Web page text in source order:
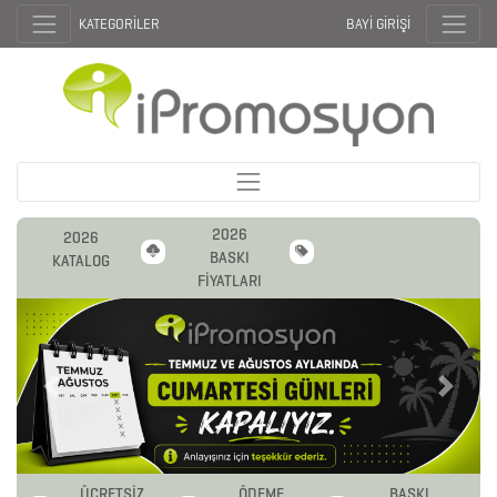
KATEGORİLER BAYİ GİRİŞİ
2026
KATALOG
2026
BASKI
FİYATLARI
Previous Next